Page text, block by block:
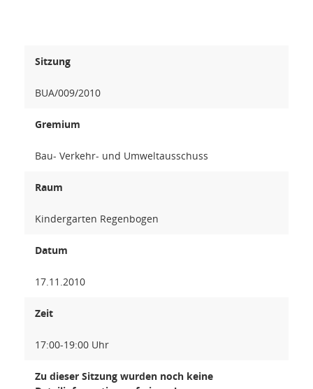
Sitzung
BUA/009/2010
Gremium
Bau- Verkehr- und Umweltausschuss
Raum
Kindergarten Regenbogen
Datum
17.11.2010
Zeit
17:00-19:00 Uhr
Zu dieser Sitzung wurden noch keine